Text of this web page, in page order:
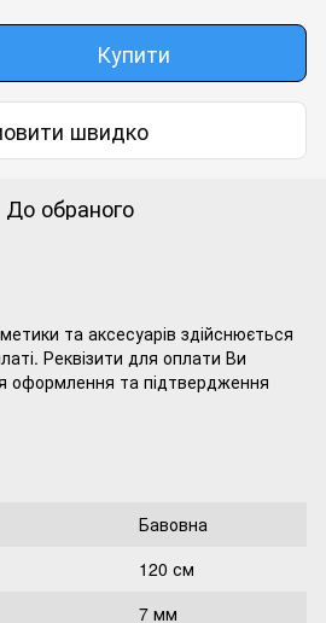
Купити
швидко
До обраного
та аксесуарів здійснюється
Реквізити для оплати Ви
оформлення та підтвердження
Бавовна
120 см
7 мм